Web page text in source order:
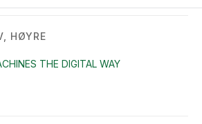
HØYRE
THE DIGITAL WAY